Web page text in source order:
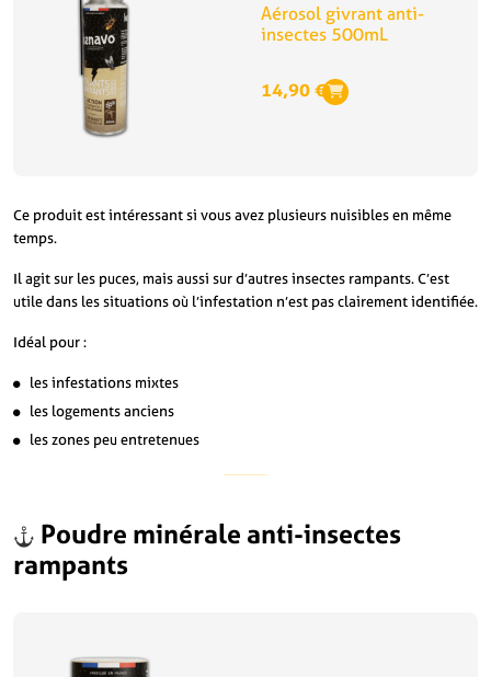
Aérosol givrant anti-
insectes 500mL
14,90€
Ce produit est intéressant si vous avez plusieurs nuisibles en même
temps.
Il agit sur les puces, mais aussi sur d’autres insectes rampants. C’est
utile dans les situations où l’infestation n’est pas clairement identifiée.
Idéal pour :
les infestations mixtes
les logements anciens
les zones peu entretenues
Poudre minérale anti-insectes
rampants